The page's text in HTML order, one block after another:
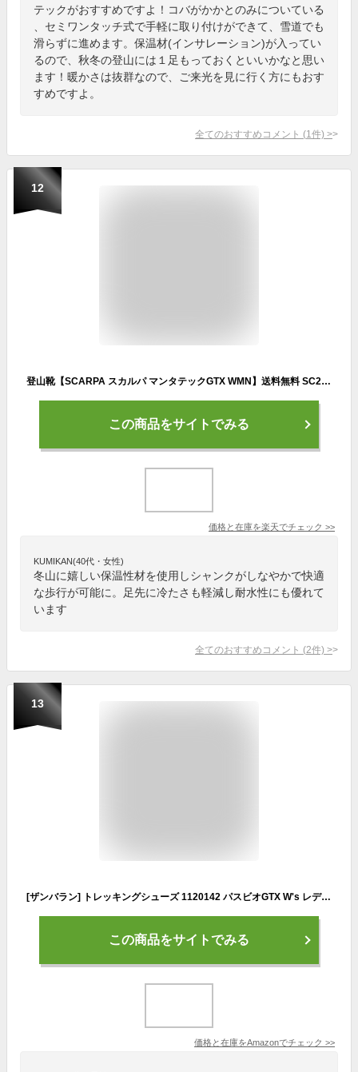
テックがおすすめですよ！コバがかかとのみについている
、セミワンタッチ式で手軽に取り付けができて、雪道でも
滑らずに進めます。保温材(インサレーション)が入ってい
るので、秋冬の登山には１足もっておくといいかなと思い
ます！暖かさは抜群なので、ご来光を見に行く方にもおす
すめですよ。
全てのおすすめコメント (1 件) >
12
登山靴【SCARPA スカルパ マンタテックGTX WMN】送料無料 SC23262 レディース 女性用 軽量 雪山
この商品をサイトでみる
価格と在庫を楽天でチェック >>
KUMIKAN(40代・女性)
冬山に嬉しい保温性材を使用しシャンクがしなやかで快適
な歩行が可能に。足先に冷たさも軽減し耐水性にも優れて
います
全てのおすすめコメント (2件) >
13
[ザンバラン] トレッキングシューズ 1120142 パスビオGTX W's レディース 440(ブラウン) 23 cm
この商品をサイトでみる
価格と在庫をAmazonでチェック >>